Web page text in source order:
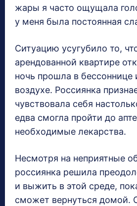
жары я часто ощущала
у меня была постоянная
Ситуацию усугубило то,
арендованной квартире
ночь прошла в бессоннице
воздухе. Россиянка
чувствовала себя
едва смогла пройти до
необходимые лекарства.
Несмотря на неприятные
россиянка решила
и выжить в этой среде,
сможет вернуться домой.